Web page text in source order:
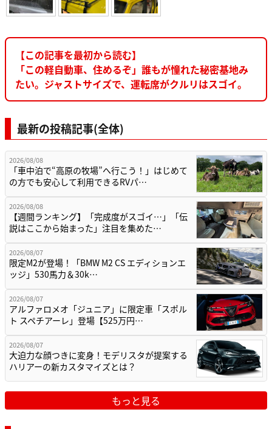
【この記事を最初から読む】
「この軽自動車、住めるぞ」誰もが憧れた秘密基地み
たい。ジャストサイズで、運転席がクルリはスゴイ。
最新の投稿記事(全体)
2026/08/08
「車中泊で“高原の牧場”へ行こう！」はじめて
の方でも安心して利用できるRVパ…
2026/08/08
【週間ランキング】「完成度がスゴイ…」「伝
説はここから始まった」注目を集めた…
2026/08/07
限定M2が登場！「BMW M2 CS エディションエ
ッジ」530馬力＆30k…
2026/08/07
アルファロメオ「ジュニア」に限定車「スポル
ト スペチアーレ」登場【525万円…
2026/08/07
大迫力な顔つきに変身！モデリスタが提案する
ハリアーの新カスタマイズとは？
もっと見る